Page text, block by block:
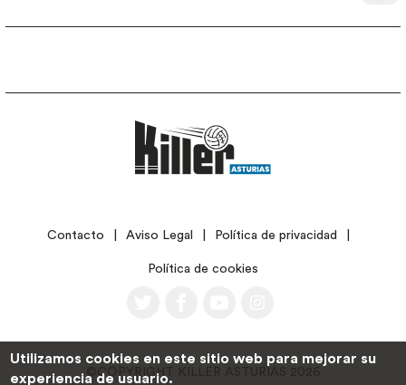
LEGALContacto Aviso Legal Política de privacidad
Política de cookies
©COPYRIGHT KILLER ASTURIAS 2026
Utilizamos cookies en este sitio web para mejorar su
experiencia de usuario.